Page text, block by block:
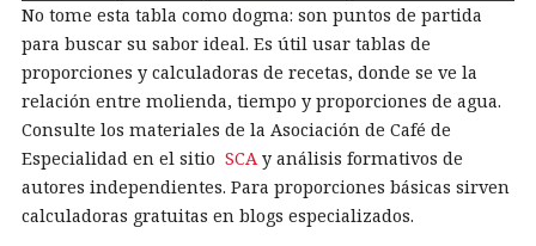
No tome esta tabla como dogma: son puntos de partida
para buscar su sabor ideal. Es útil usar tablas de
proporciones y calculadoras de recetas, donde se ve la
relación entre molienda, tiempo y proporciones de agua.
Consulte los materiales de la Asociación de Café de
Especialidad en el sitio SCAy análisis formativos de
autores independientes. Para proporciones básicas sirven
calculadoras gratuitas en blogs especializados.